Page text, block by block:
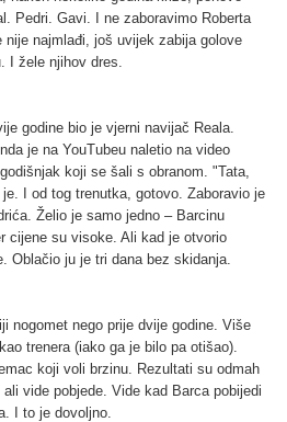
Pedri. Gavi. I ne zaboravimo Roberta
najmlađi, još uvijek zabija golove
I žele njihov dres.
godine bio je vjerni navijač Reala.
je na YouTubeu naletio na video
koji se šali s obranom. "Tata,
I od tog trenutka, gotovo. Zaboravio je
Želio je samo jedno – Barcinu
cijene su visoke. Ali kad je otvorio
Oblačio ju je tri dana bez skidanja.
nogomet nego prije dvije godine. Više
trenera (iako ga je bilo pa otišao).
koji voli brzinu. Rezultati su odmah
vide pobjede. Vide kad Barca pobijedi
I to je dovoljno.